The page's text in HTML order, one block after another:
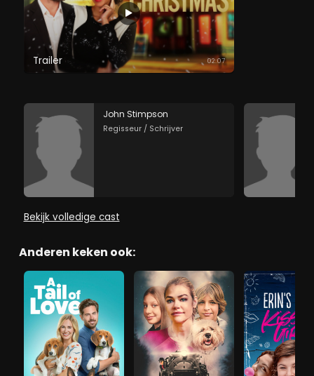
Trailer 02:07
John Stimpson
Regisseur / Schrijver
Bekijk volledige cast
Anderen keken ook: